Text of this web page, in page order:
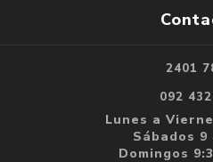
2401
092
Lunes a
Sábados 9
Domingos